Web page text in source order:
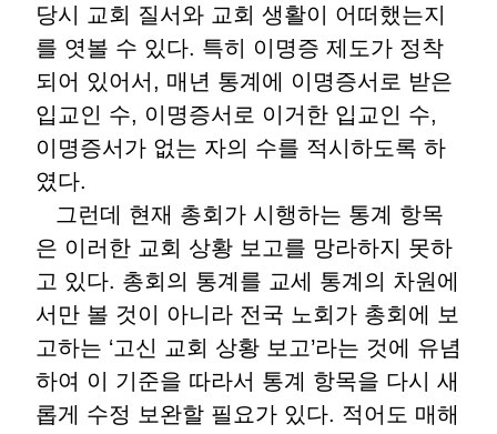
당시 교회 질서와 교회 생활이 어떠했는지
를 엿볼 수 있다. 특히 이명증 제도가 정착
되어 있어서, 매년 통계에 이명증서로 받은
입교인 수, 이명증서로 이거한 입교인 수,
이명증서가 없는 자의 수를 적시하도록 하
였다.
그런데 현재 총회가 시행하는 통계 항목
은 이러한 교회 상황 보고를 망라하지 못하
고 있다. 총회의 통계를 교세 통계의 차원에
서만 볼 것이 아니라 전국 노회가 총회에 보
고하는 ‘고신 교회 상황 보고’라는 것에 유념
하여 이 기준을 따라서 통계 항목을 다시 새
롭게 수정 보완할 필요가 있다. 적어도 매해